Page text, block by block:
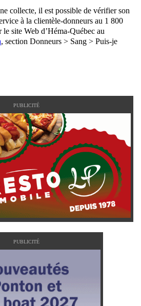
collecte, il est possible de vérifier son
à la clientèle-donneurs au 1 800
site Web d’Héma-Québec au
, section Donneurs > Sang > Puis-je
PUBLICITÉ
PUBLICITÉ